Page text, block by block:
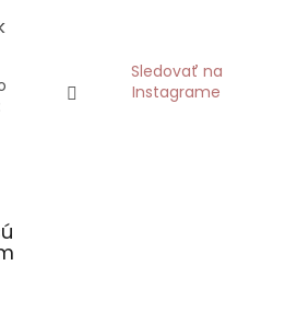
Sledovať na
Instagrame